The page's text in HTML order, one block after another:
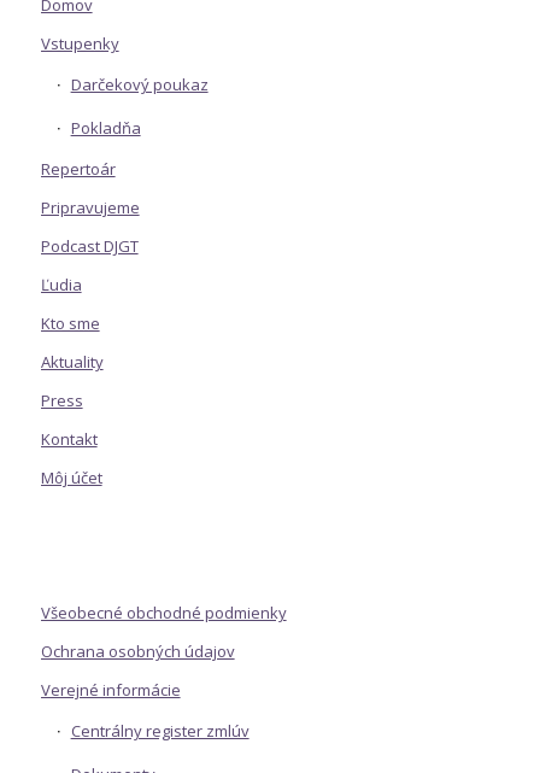
Domov
Vstupenky
Darčekový poukaz
Pokladňa
Repertoár
Pripravujeme
Podcast DJGT
Ľudia
Kto sme
Aktuality
Press
Kontakt
Môj účet
Všeobecné obchodné podmienky
Ochrana osobných údajov
Verejné informácie
Centrálny register zmlúv